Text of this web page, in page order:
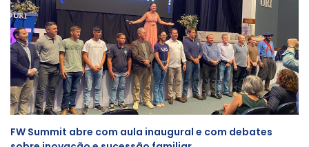
FW Summit abre com aula inaugural e com debates